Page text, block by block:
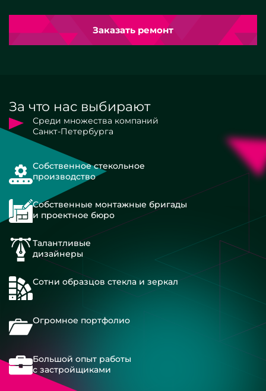
Заказать ремонт
За что нас выбирают
Среди множества компаний
Санкт-Петербурга
Собственное стекольное
производство
Собственные монтажные бригады
и проектное бюро
Талантливые
дизайнеры
Сотни образцов стекла и зеркал
Огромное портфолио
Большой опыт работы
с застройщиками